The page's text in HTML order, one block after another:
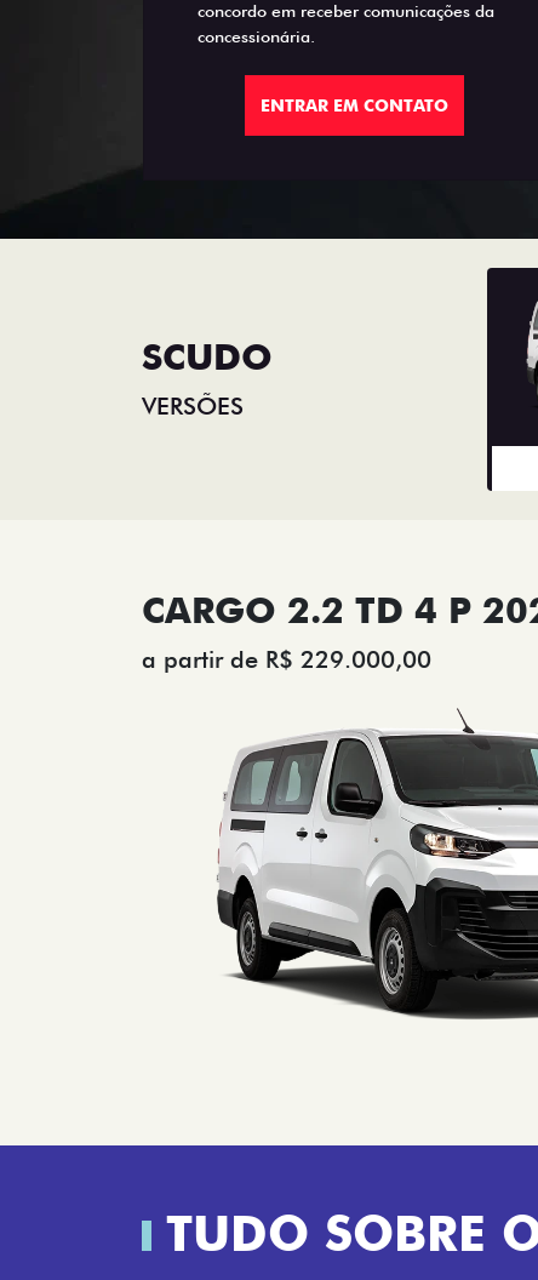
concordo em receber comunicações da
concessionária.
ENTRAR EM CONTATO
SCUDO
VERSÕES
CARGO 2.2 TD 4 P
a partir de R$ 229.000,00
TUDO SOBRE